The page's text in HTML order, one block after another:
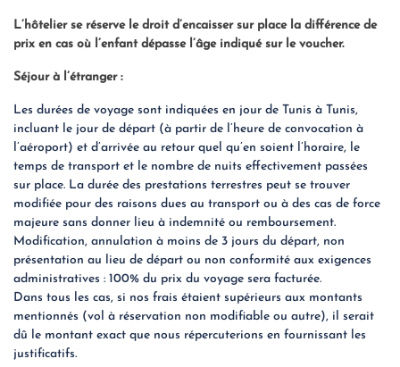
L’hôtelier se réserve le droit d’encaisser sur place la différence de
prix en cas où l’enfant dépasse l’âge indiqué sur le voucher.
Séjour à l’étranger :
Les durées de voyage sont indiquées en jour de Tunis à Tunis,
incluant le jour de départ (à partir de l’heure de convocation à
l’aéroport) et d’arrivée au retour quel qu’en soient l’horaire, le
temps de transport et le nombre de nuits effectivement passées
sur place. La durée des prestations terrestres peut se trouver
modifiée pour des raisons dues au transport ou à des cas de force
majeure sans donner lieu à indemnité ou remboursement.
Modification, annulation à moins de 3 jours du départ, non
présentation au lieu de départ ou non conformité aux exigences
administratives : 100% du prix du voyage sera facturée.
Dans tous les cas, si nos frais étaient supérieurs aux montants
mentionnés (vol à réservation non modifiable ou autre), il serait
dû le montant exact que nous répercuterions en fournissant les
justificatifs.